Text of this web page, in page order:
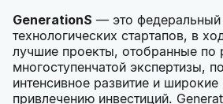
GenerationS — это федеральный
технологических стартапов, в
лучшие проекты, отобранные по
многоступенчатой экспертизы,
интенсивное развитие и
привлечению инвестиций.